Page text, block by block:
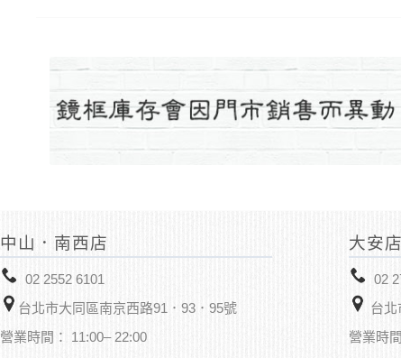
中山．南西店
02 2552 6101
台北市大同區南京西路91．93．95號
營業時間： 11:00– 22:00
大安店
02
台北
營業時